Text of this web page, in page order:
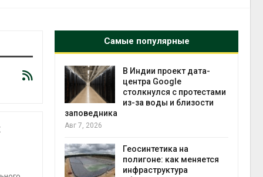
Самые популярные
В Индии проект дата-
центра Google
столкнулся с протестами
из-за воды и близости
заповедника
Авг 7, 2026
Геосинтетика на
полигоне: как меняется
инфраструктура